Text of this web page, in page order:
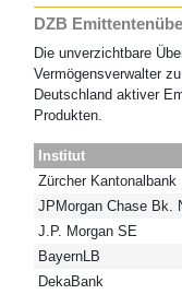
DZB
Die unverzichtbare
Vermögensverwalter
Deutschland aktiver
Produkten.
Institut
Zürcher Kantonalbank
JPMorgan Chase Bk.
J.P. Morgan SE
BayernLB
DekaBank